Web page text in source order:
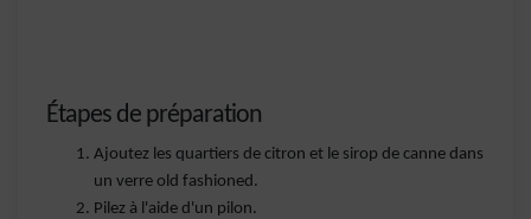
Étapes de préparation
Ajoutez les quartiers de citron et le sirop de canne dans
un verre old fashioned.
Pilez à l'aide d'un pilon.